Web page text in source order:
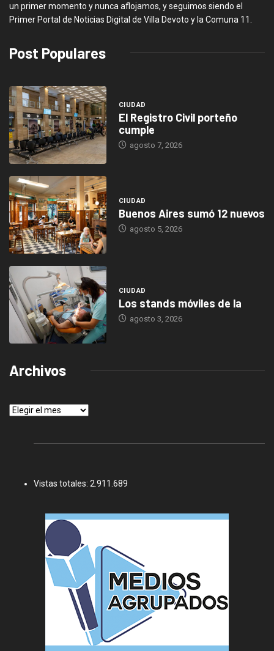
un primer momento y nunca aflojamos, y seguimos siendo el
Primer Portal de Noticias Digital de Villa Devoto y la Comuna 11.
Post Populares
CIUDAD
El Registro Civil porteño
cumple
agosto 7, 2026
CIUDAD
Buenos Aires sumó 12 nuevos
agosto 5, 2026
CIUDAD
Los stands móviles de la
agosto 3, 2026
Archivos
Archivos
Vistas totales: 2.911.689